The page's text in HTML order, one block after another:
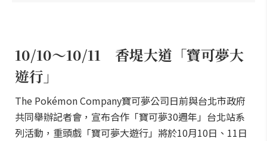
10/10～10/11 香堤大道「寶可夢大
遊行」
The Pokémon Company寶可夢公司日前與台北市政府
共同舉辦記者會，宣布合作「寶可夢30週年」台北站系
列活動，重頭戲「寶可夢大遊行」將於10月10日、11日